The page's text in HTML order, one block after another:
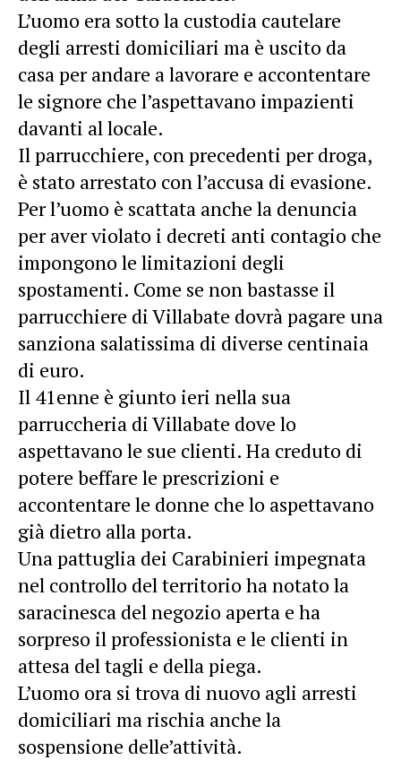
L’uomo era sotto la custodia cautelare
degli arresti domiciliari ma è uscito da
casa per andare a lavorare e accontentare
le signore che l’aspettavano impazienti
davanti al locale.
Il parrucchiere, con precedenti per droga,
è stato arrestato con l’accusa di evasione.
Per l’uomo è scattata anche la denuncia
per aver violato i decreti anti contagio che
impongono le limitazioni degli
spostamenti. Come se non bastasse il
parrucchiere di Villabate dovrà pagare una
sanziona salatissima di diverse centinaia
di euro.
Il 41enne è giunto ieri nella sua
parruccheria di Villabate dove lo
aspettavano le sue clienti. Ha creduto di
potere beffare le prescrizioni e
accontentare le donne che lo aspettavano
già dietro alla porta.
Una pattuglia dei Carabinieri impegnata
nel controllo del territorio ha notato la
saracinesca del negozio aperta e ha
sorpreso il professionista e le clienti in
attesa del tagli e della piega.
L’uomo ora si trova di nuovo agli arresti
domiciliari ma rischia anche la
sospensione delle’attività.